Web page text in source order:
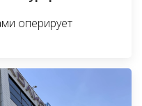
оперирует